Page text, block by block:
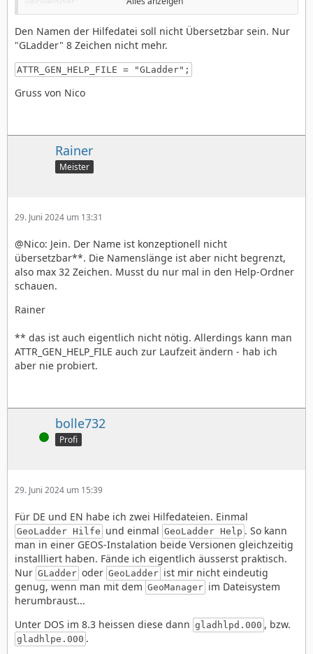
ATTR_GEN_HELP_FILE = "GeoLadder Help";
Wenn ich das auf einen Chunk umstelle, dann frisst er
mir das nicht:
ATTR_GEN_HELP_FILE = @HelpFile;
Den Namen der Hilfedatei soll nicht Übersetzbar sein. Nur
"GLadder" 8 Zeichen nicht mehr.
ATTR_GEN_HELP_FILE = "GLadder";
Gruss von Nico
Rainer
Meister
29. Juni 2024 um 13:31
@Nico: Jein. Der Name ist konzeptionell nicht
übersetzbar**. Die Namenslänge ist aber nicht begrenzt,
also max 32 Zeichen. Musst du nur mal in den Help-Ordner
schauen.
Rainer
** das ist auch eigentlich nicht nötig. Allerdings kann man
ATTR_GEN_HELP_FILE auch zur Laufzeit ändern - hab ich
aber nie probiert.
Online
bolle732
Profi
29. Juni 2024 um 15:39
Für DE und EN habe ich zwei Hilfedateien. Einmal
GeoLadder Hilfe und einmal GeoLadder Help . So kann
man in einer GEOS-Instalation beide Versionen gleichzeitig
installliert haben. Fände ich eigentlich äusserst praktisch.
Nur GLadder oder GeoLadder ist mir nicht eindeutig
genug, wenn man mit dem GeoManager im Dateisystem
herumbraust...
Unter DOS im 8.3 heissen diese dann gladhlpd.000 , bzw.
gladhlpe.000 .